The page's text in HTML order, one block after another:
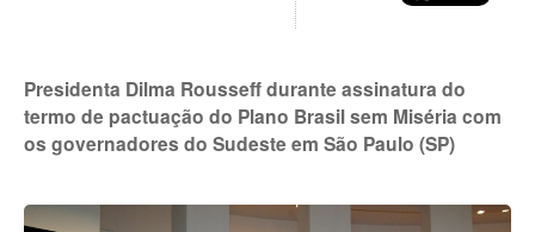
Presidenta Dilma Rousseff durante assinatura do
termo de pactuação do Plano Brasil sem Miséria com
os governadores do Sudeste em São Paulo (SP)